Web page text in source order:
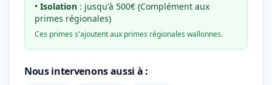
• Isolation : jusqu'à 500€ (Complément aux
primes régionales)
Ces primes s'ajoutent aux primes régionales wallonnes.
Nous intervenons aussi à :